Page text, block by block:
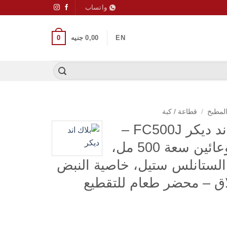
واتساب
EN
0,00 جنيه 0
/ قطاعة / كبة
مفرمة خضار بلاك اند ديكر FC500J –
بقوة 500 واط مع وعائين سعة 500 مل،
ستيل، خاصية النبض
– محضر طعام للتقطيع